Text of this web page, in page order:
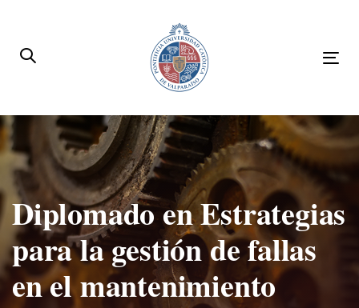
primary
to
content
Diplomado en Estrategias
para la gestión de fallas
en el mantenimiento